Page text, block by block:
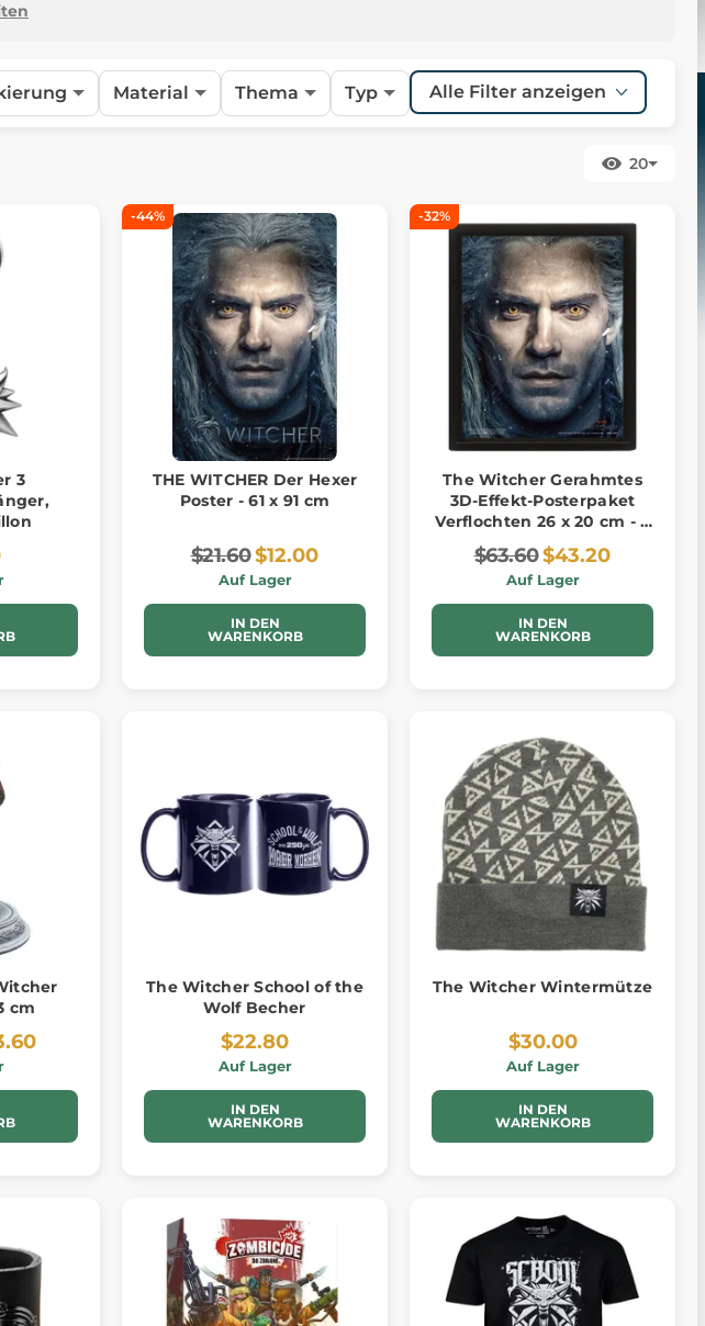
Material Thema Typ Alle Filter anzeigen
20
3
-44%
THE WITCHER Der Hexer
Poster - 61 x 91 cm
$21.60$12.00
Auf Lager
IN DEN
WARENKORB
-32%
The Witcher Gerahmtes
3D-Effekt-Posterpaket
Verflochten 26 x 20 cm - 3
Stück
$63.60$43.20
Auf Lager
IN DEN
WARENKORB
cm
The Witcher School of the
Wolf Becher
$22.80
Auf Lager
IN DEN
WARENKORB
The Witcher Wintermütze
$30.00
Auf Lager
IN DEN
WARENKORB